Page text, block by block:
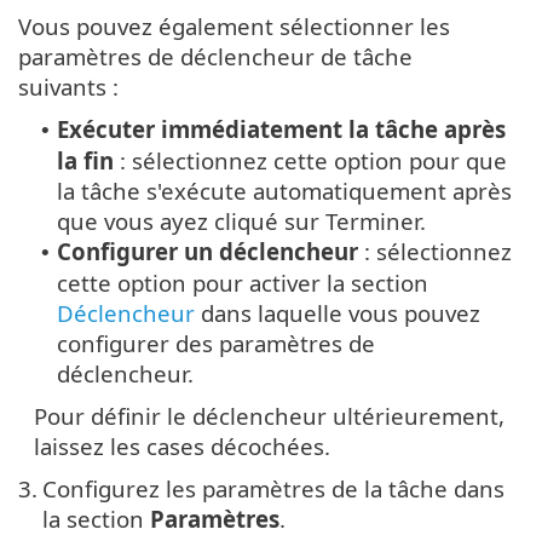
Vous pouvez également sélectionner les
paramètres de déclencheur de tâche
suivants :
• Exécuter immédiatement la tâche après
la fin : sélectionnez cette option pour que
la tâche s'exécute automatiquement après
que vous ayez cliqué sur Terminer.
• Configurer un déclencheur : sélectionnez
cette option pour activer la section
Déclencheur dans laquelle vous pouvez
configurer des paramètres de
déclencheur.
Pour définir le déclencheur ultérieurement,
laissez les cases décochées.
3. Configurez les paramètres de la tâche dans
la section Paramètres.